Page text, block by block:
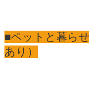
■ペットと暮ら
あり）